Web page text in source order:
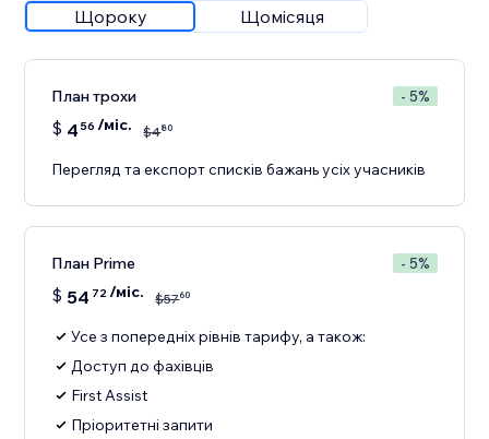
Щороку Щомісяця
План трохи - 5%
$ 4 56 /міс. $480
Перегляд та експорт списків бажань усіх учасників
План Prime - 5%
$ 54 72/міс. $5760
Усе з попередніх рівнів тарифу, а також:
Доступ до фахівців
First Assist
Пріоритетні запити